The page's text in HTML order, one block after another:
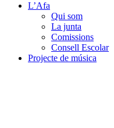
L’Afa
Qui som
La junta
Comissions
Consell Escolar
Projecte de música